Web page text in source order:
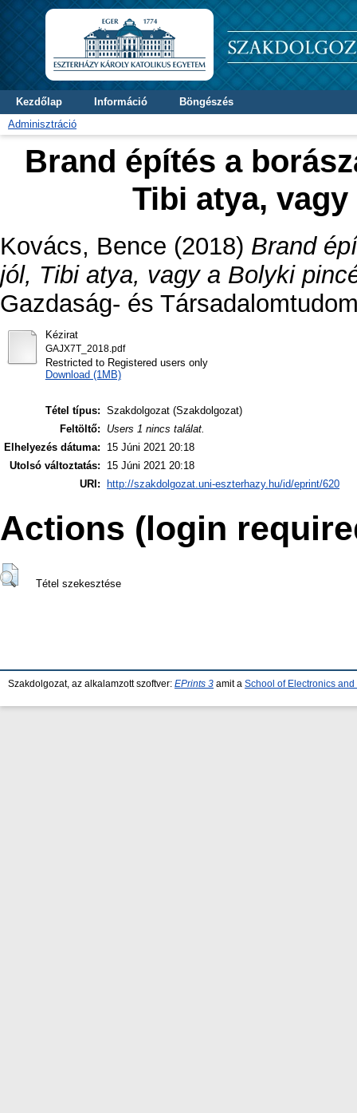
Kezdőlap Információ
Böngészés
Adminisztráció
Brand építés a
Tibi atya,
Kovács, Bence (2018) Brand
jól, Tibi atya, vagy a Bolyki
Gazdaság- és
Kézirat
GAJX7T_2018.pdf
Restricted to Registered users only
Download (1MB)
Tétel típus: Szakdolgozat (Szakdolgozat)
Feltöltő:
Users 1 nincs találat.
Elhelyezés dátuma:
15 Júni 2021 20:18
Utolsó változtatás:
15 Júni 2021 20:18
URI:
http://szakdolgozat.uni-eszterhazy.hu/id/eprint/620
Actions (login
Tétel szekesztése
Szakdolgozat, az alkalamzott szoftver: EPrints 3 amit a School of Electronics